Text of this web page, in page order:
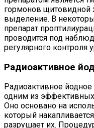
гормонов щитовидной
выделение. В
препарат
проводится под
регулярного контроля
Радиоактивное
Радиоактивное
одним из эффективных
Оно основано на
который
разрушает их.